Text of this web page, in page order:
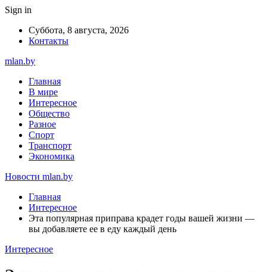
Sign in
Суббота, 8 августа, 2026
Контакты
mlan.by
Главная
В мире
Интересное
Общество
Разное
Спорт
Транспорт
Экономика
Новости mlan.by
Главная
Интересное
Эта популярная приправа крадет годы вашей жизни —
вы добавляете ее в еду каждый день
Интересное